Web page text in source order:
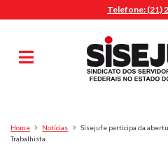
Telefone: (21)
Pesquisa
Home Notícias
Sisejufe participa da
Trabalhista
MENU
Sindicalize-se
Jurídico